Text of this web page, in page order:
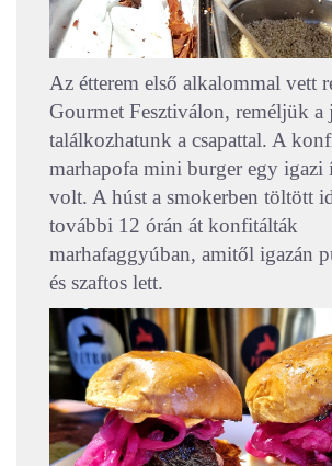
Az étterem első alkalommal vett
Gourmet Fesztiválon, reméljük a
találkozhatunk a csapattal. A
marhapofa mini burger egy igazi
volt. A húst a smokerben töltött
további 12 órán át konfitálták
marhafaggyúban, amitől igazán
és szaftos lett.